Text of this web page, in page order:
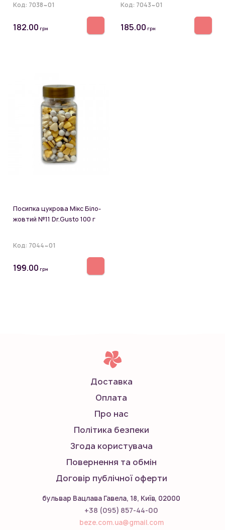
Код: 7038~01
182.00 грн
Код: 7043~01
185.00 грн
Посипка цукрова Мікс Біло-
жовтий №11 Dr.Gusto 100 г
Код: 7044~01
199.00 грн
Доставка
Оплата
Про нас
Політика безпеки
Згода користувача
Повернення та обмін
Договір публічної оферти
бульвар Вацлава Гавела, 18, Київ, 02000
+38 (095) 857-44-00
beze.com.ua@gmail.com